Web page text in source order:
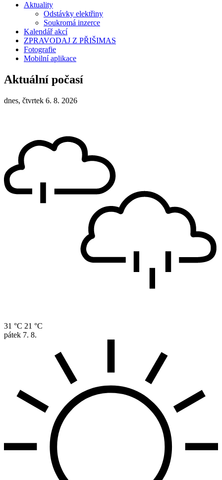
Aktuality
Odstávky elektřiny
Soukromá inzerce
Kalendář akcí
ZPRAVODAJ Z PŘIŠIMAS
Fotografie
Mobilní aplikace
Aktuální počasí
dnes, čtvrtek 6. 8. 2026
31 °C 21 °C
pátek 7. 8.